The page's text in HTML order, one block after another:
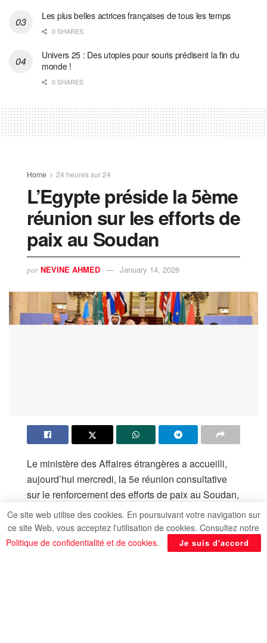
Les plus belles actrices françaises de tous les temps
0 SHARES
Univers 25 : Des utopies pour souris prédisent la fin du
monde !
0 SHARES
Home 24 heures sur 24
L’Egypte préside la 5ème
réunion sur les efforts de
paix au Soudan
par NEVINE AHMED January 14, 2026
Le ministère des Affaires étrangères a accueilli,
aujourd’hui mercredi, la 5e réunion consultative
sur le renforcement des efforts de paix au Soudan,
sous la présidence du chef de la diplomatie
égyptienne, Dr Badr Abdel Aati, et avec une large
participation de délégations de pays et
d’organisations régionales et internationales, avec
Ce site web utilise des cookies. En poursuivant votre navigation sur
ce site Web, vous acceptez l'utilisation de cookies. Consultez notre
Politique de confidentialité et de cookies. Je suis d'accord